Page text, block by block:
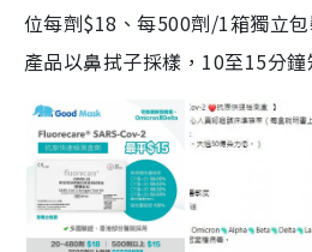
位每劑$18、每500劑/1箱獨立
產品以鼻拭子採樣，10至15分鐘